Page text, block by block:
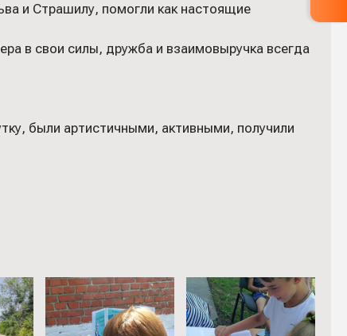
и Страшилу, помогли как настоящие
в свои силы, дружба и взаимовыручка всегда
были артистичными, активными, получили